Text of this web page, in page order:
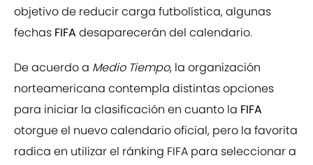
objetivo de reducir carga futbolística, algunas
fechas FIFA desaparecerán del calendario.
De acuerdo a Medio Tiempo, la organización
norteamericana contempla distintas opciones
para iniciar la clasificación en cuanto la FIFA
otorgue el nuevo calendario oficial, pero la favorita
radica en utilizar el ránking FIFA para seleccionar a